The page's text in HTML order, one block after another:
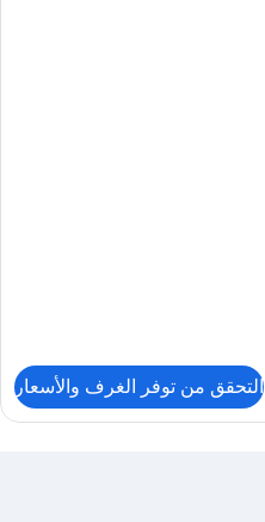
التحقق من توفر الغرف والأسعار